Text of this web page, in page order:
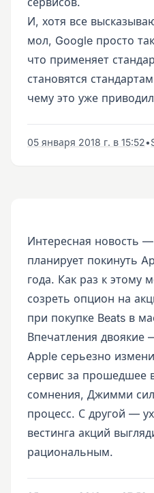
И, хотя все
мол, Google просто
что применяет
становятся
чему это уже
05 января 2018 г. в 15:52•
Интересная новость
планирует покинуть
года. Как раз к этому
созреть опцион на
при покупке Beats в
Впечатления двоякие
Apple серьезно
сервис за прошедшее
сомнения, Джимми
процесс. С другой —
вестинга акций
рациональным.